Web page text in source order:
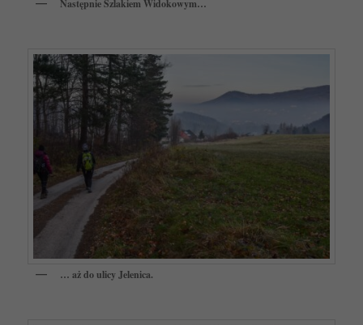
Następnie Szlakiem Widokowym…
… aż do ulicy Jelenica.